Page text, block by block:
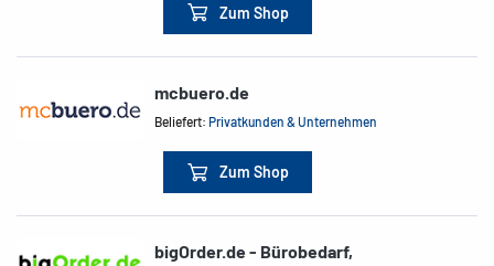
Zum Shop
mcbuero.de
Beliefert:Privatkunden & Unternehmen
Zum Shop
bigOrder.de - Bürobedarf,